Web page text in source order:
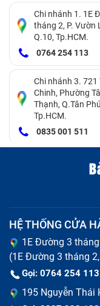
hay để va vào
lỏng, chập; hay
dây sạc bị
hiểm cho người
Sau thời gian
Adapter đã
này dù không
mới để đảm
Acer 3.42A (đã
Chi nhánh 1. 1E
tháng 2, P. Vườn
Q.10, Tp.HCM.
0764 254 113
Chi nhánh 3. 721
Chinh, Phường
Thạnh, Q.Tân
Tp.HCM.
0835 001 511
HỆ THỐNG CỬA
1E Đường 3 tháng
(1E Đường 3 tháng 2,
Gọi: 0764 254 113
195 Nguyễn Thái